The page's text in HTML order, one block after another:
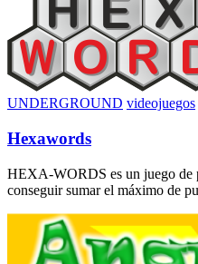
UNDERGROUND videojuegos
Hexawords
HEXA-WORDS es un juego de
conseguir sumar el máximo de